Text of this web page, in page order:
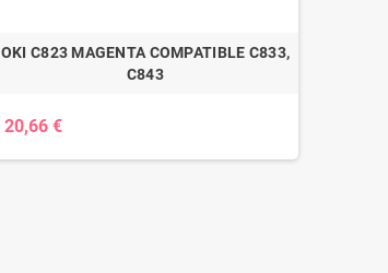
OKI C823 MAGENTA COMPATIBLE C833,
C843
20,66 €